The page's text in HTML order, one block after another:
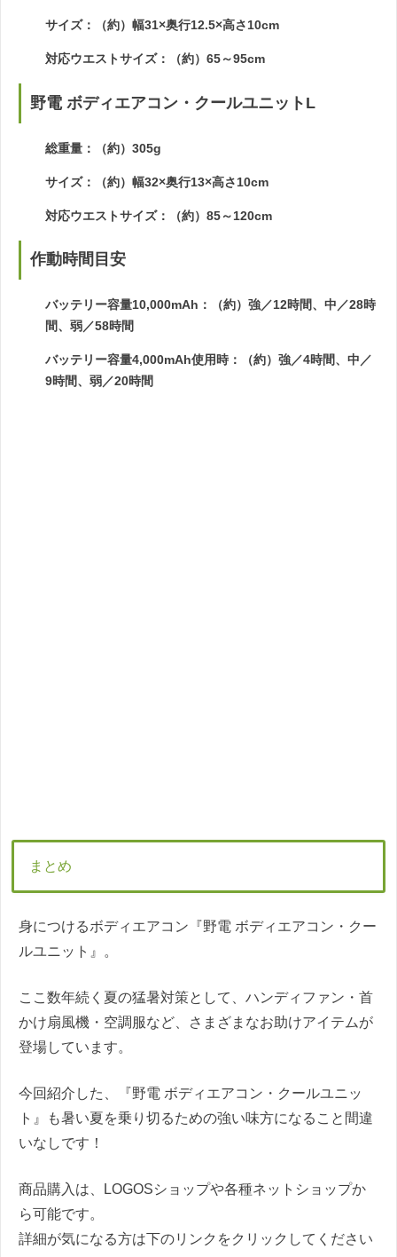
サイズ：（約）幅31×奥行12.5×高さ10cm
対応ウエストサイズ：（約）65～95cm
野電 ボディエアコン・クールユニットL
総重量：（約）305g
サイズ：（約）幅32×奥行13×高さ10cm
対応ウエストサイズ：（約）85～120cm
作動時間目安
バッテリー容量10,000mAh：（約）強／12時間、中／28時
間、弱／58時間
バッテリー容量4,000mAh使用時：（約）強／4時間、中／
9時間、弱／20時間
まとめ
身につけるボディエアコン『野電 ボディエアコン・クー
ルユニット』。
ここ数年続く夏の猛暑対策として、ハンディファン・首
かけ扇風機・空調服など、さまざまなお助けアイテムが
登場しています。
今回紹介した、『野電 ボディエアコン・クールユニッ
ト』も暑い夏を乗り切るための強い味方になること間違
いなしです！
商品購入は、LOGOSショップや各種ネットショップか
ら可能です。
詳細が気になる方は下のリンクをクリックしてください